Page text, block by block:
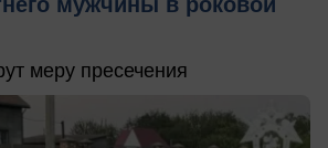
меру пресечения